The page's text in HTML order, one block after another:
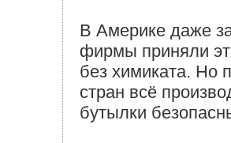
В Америке даже
фирмы приняли
без химиката. Но
стран всё
бутылки